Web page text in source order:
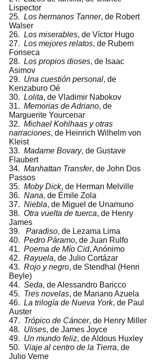
Lispector
25. Los hermanos Tanner, de Robert
Walser
26. Los miserables, de Víctor Hugo
27. Los mejores relatos, de Rubem
Fonseca
28. Los propios dioses, de Isaac
Asimov
29. Una cuestión personal, de
Kenzaburo Oé
30. Lolita, de Vladimir Nabokov
31. Memorias de Adriano, de
Marguerite Yourcenar
32. Michael Kohlhaas y otras
narraciones, de Heinrich Wilhelm von
Kleist
33. Madame Bovary, de Gustave
Flaubert
34. Manhattan Transfer, de John Dos
Passos
35. Moby Dick, de Herman Melville
36. Nana, de Émile Zola
37. Niebla, de Miguel de Unamuno
38. Otra vuelta de tuerca, de Henry
James
39. Paradiso, de Lezama Lima
40. Pedro Páramo, de Juan Rulfo
41. Poema de Mío Cid, Anónimo
42. Rayuela, de Julio Cortázar
43. Rojo y negro, de Stendhal (Henri
Beyle)
44. Seda, de Alessandro Baricco
45. Tres novelas, de Mariano Azuela
46. La trilogía de Nueva York, de Paul
Auster
47. Trópico de Cáncer, de Henry Miller
48. Ulises, de James Joyce
49. Un mundo feliz, de Aldous Huxley
50. Viaje al centro de la Tierra, de
Julio Verne